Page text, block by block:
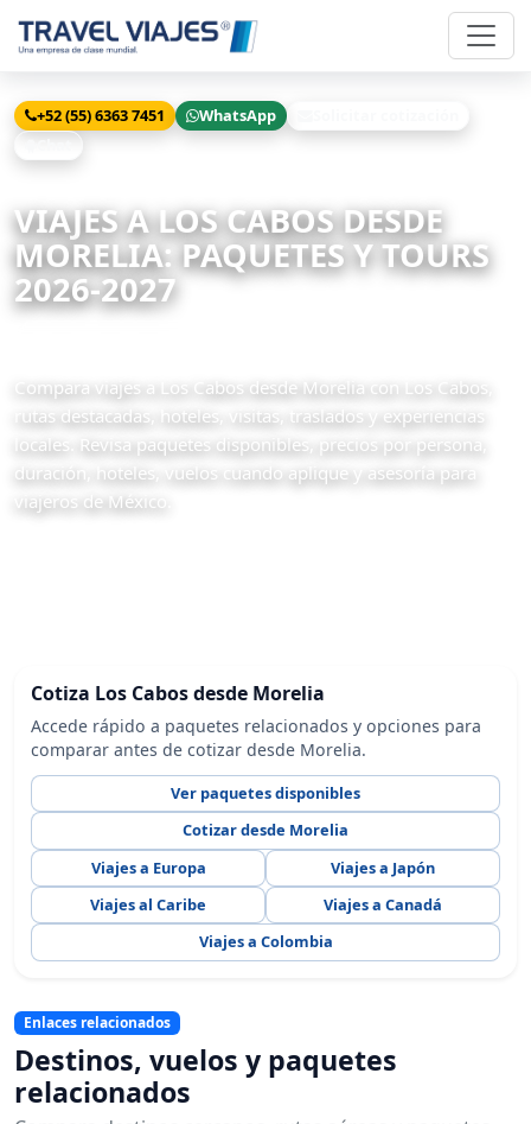
+52 (55) 6363 7451 WhatsApp
VIAJES A LOS CABOS DESDE
MORELIA: PAQUETES Y TOURS
2026-2027
Compara viajes a Los Cabos desde Morelia con Los Cabos,
rutas destacadas, hoteles, visitas, traslados y experiencias
locales. Revisa paquetes disponibles, precios por persona,
duración, hoteles, vuelos cuando aplique y asesoría para
viajeros de México.
Cotiza Los Cabos desde Morelia
Accede rápido a paquetes relacionados y opciones para
comparar antes de cotizar desde Morelia.
Ver paquetes disponibles
Cotizar desde Morelia
Viajes a Europa
Viajes a Japón
Viajes al Caribe
Viajes a Canadá
Viajes a Colombia
Enlaces relacionados
Destinos, vuelos y paquetes
relacionados